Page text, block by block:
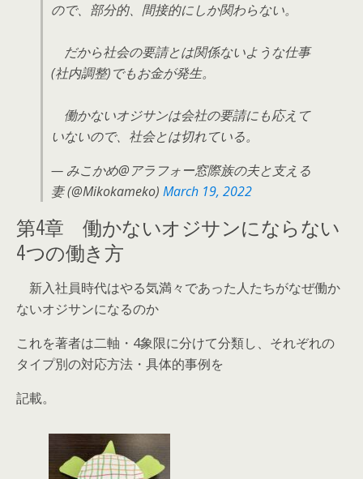
ので、部分的、間接的にしか関わらない。
だから社会の要請とは関係ないような仕事
(社内調整)でもお金が発生。
働かないオジサンは会社の要請にも応えて
いないので、社会とは切れている。
— みこかめ@アラフォー窓際族の夫と支える
妻 (@Mikokameko) March 19, 2022
第4章 働かないオジサンにならない
4つの働き方
新入社員時代はやる気満々であった人たちがなぜ働か
ないオジサンになるのか
これを著者は二軸・4象限に分けて分類し、それぞれの
タイプ別の対応方法・具体的事例を
記載。